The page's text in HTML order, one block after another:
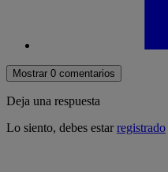
Mostrar 0 comentarios
Deja una respuesta
Lo siento, debes estarregistrado